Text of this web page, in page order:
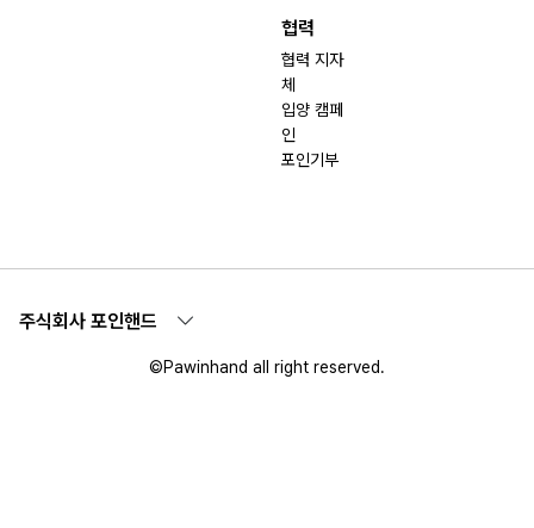
협력
협력 지자
체
입양 캠페
인
포인기부
주식회사 포인핸드
©Pawinhand all right reserved.